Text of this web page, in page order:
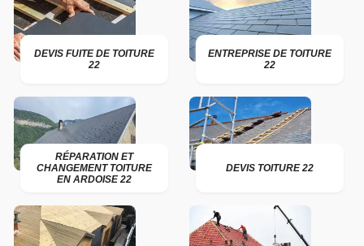
DEVIS FUITE DE TOITURE
22
ENTREPRISE DE TOITURE
22
RÉPARATION ET
CHANGEMENT TOITURE
EN ARDOISE 22
DEVIS TOITURE 22